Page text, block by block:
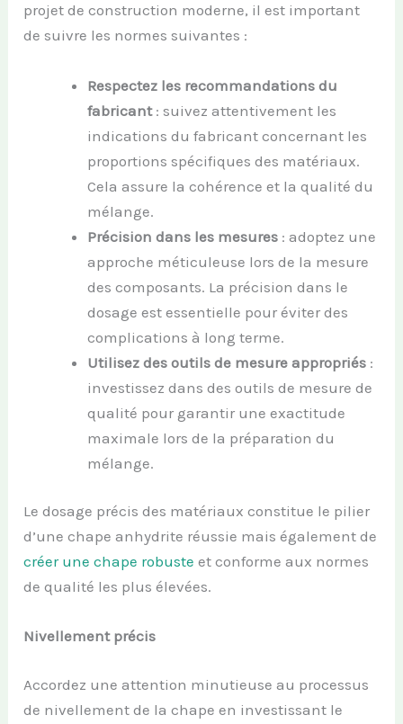
projet de construction moderne, il est important
de suivre les normes suivantes :
Respectez les recommandations du
fabricant: suivez attentivement les
indications du fabricant concernant les
proportions spécifiques des matériaux.
Cela assure la cohérence et la qualité du
mélange.
Précision dans les mesures : adoptez une
approche méticuleuse lors de la mesure
des composants. La précision dans le
dosage est essentielle pour éviter des
complications à long terme.
Utilisez des outils de mesure appropriés :
investissez dans des outils de mesure de
qualité pour garantir une exactitude
maximale lors de la préparation du
mélange.
Le dosage précis des matériaux constitue le pilier
d’une chape anhydrite réussie mais également de
créer une chape robuste et conforme aux normes
de qualité les plus élevées.
Nivellement précis
Accordez une attention minutieuse au processus
de nivellement de la chape en investissant le